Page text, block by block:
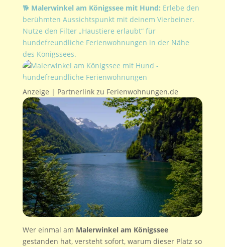
🐕 Malerwinkel am Königssee mit Hund: Erlebe den
berühmten Aussichtspunkt mit deinem Vierbeiner.
Nutze den Filter „Haustiere erlaubt“ für
hundefreundliche Ferienwohnungen in der Nähe
des Königssees.
Anzeige | Partnerlink zu Ferienwohnungen.de
Wer einmal am Malerwinkel am Königssee
gestanden hat, versteht sofort, warum dieser Platz so